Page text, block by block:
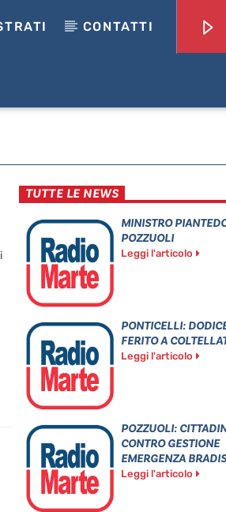
CONTATTI
TUTTE LE NEWS
MINISTRO
POZZUOLI
Leggi l'articolo
PONTICELLI:
FERITO A
Leggi l'articolo
POZZUOLI:
CONTRO GESTIONE
EMERGENZA
Leggi l'articolo